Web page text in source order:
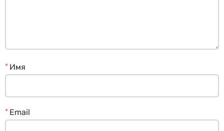
Имя
*
Email
*